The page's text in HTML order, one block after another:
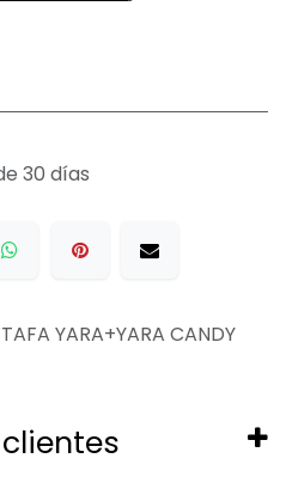
30 días
YARA+YARA CANDY